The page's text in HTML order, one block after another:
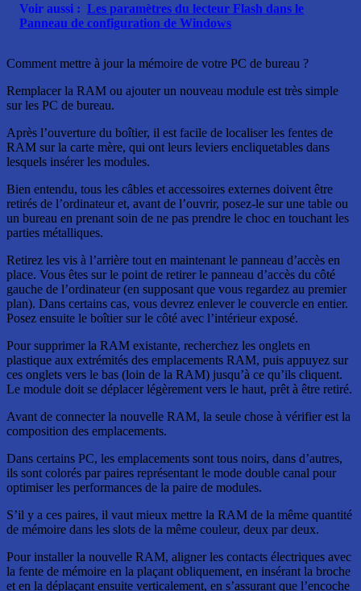
Voir aussi : Les paramètres du lecteur Flash dans le
Panneau de configuration de Windows
Comment mettre à jour la mémoire de votre PC de bureau ?
Remplacer la RAM ou ajouter un nouveau module est très simple
sur les PC de bureau.
Après l’ouverture du boîtier, il est facile de localiser les fentes de
RAM sur la carte mère, qui ont leurs leviers encliquetables dans
lesquels insérer les modules.
Bien entendu, tous les câbles et accessoires externes doivent être
retirés de l’ordinateur et, avant de l’ouvrir, posez-le sur une table ou
un bureau en prenant soin de ne pas prendre le choc en touchant les
parties métalliques.
Retirez les vis à l’arrière tout en maintenant le panneau d’accès en
place. Vous êtes sur le point de retirer le panneau d’accès du côté
gauche de l’ordinateur (en supposant que vous regardez au premier
plan). Dans certains cas, vous devrez enlever le couvercle en entier.
Posez ensuite le boîtier sur le côté avec l’intérieur exposé.
Pour supprimer la RAM existante, recherchez les onglets en
plastique aux extrémités des emplacements RAM, puis appuyez sur
ces onglets vers le bas (loin de la RAM) jusqu’à ce qu’ils cliquent.
Le module doit se déplacer légèrement vers le haut, prêt à être retiré.
Avant de connecter la nouvelle RAM, la seule chose à vérifier est la
composition des emplacements.
Dans certains PC, les emplacements sont tous noirs, dans d’autres,
ils sont colorés par paires représentant le mode double canal pour
optimiser les performances de la paire de modules.
S’il y a ces paires, il vaut mieux mettre la RAM de la même quantité
de mémoire dans les slots de la même couleur, deux par deux.
Pour installer la nouvelle RAM, aligner les contacts électriques avec
la fente de mémoire en la plaçant obliquement, en insérant la broche
et en la déplaçant ensuite verticalement, en s’assurant que l’encoche